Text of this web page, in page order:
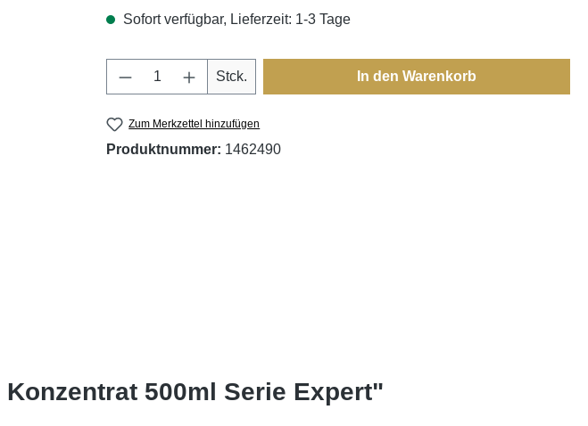
Sofort verfügbar, Lieferzeit: 1-3 Tage
Produkt Anzahl: Gib den gewünschten Wert ein
Stck. In den Warenkorb
Zum Merkzettel hinzufügen
Produktnummer: 1462490
500ml Serie Expert"